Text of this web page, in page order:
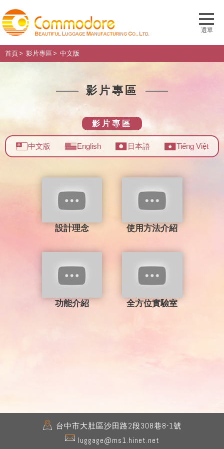
首頁 影片專區 中文版
影片專區
影片專區
中文版 English 日本語 Tiếng Việt
設計理念 使用方法介紹
功能介紹 全方位實驗室
台中市大肚區沙田路2段308巷8-1號
luggage@ms1.hinet.net